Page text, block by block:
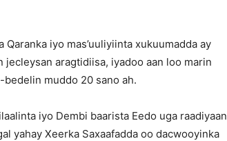
iyo mas’uuliyiinta xukuumadda ay
aragtidiisa, iyadoo aan loo marin
muddo 20 sano ah.
iyo Dembi baarista Eedo uga raadiyaan
yahay Xeerka Saxaafadda oo dacwooyinka